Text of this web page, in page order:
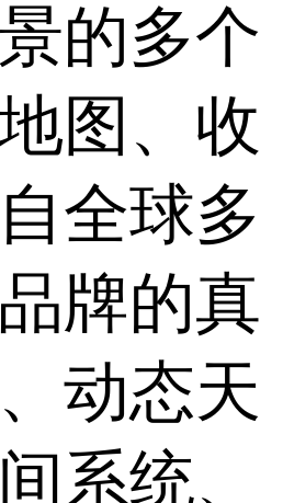
的多个
图、收
全球多
牌的真
动态天
系统、